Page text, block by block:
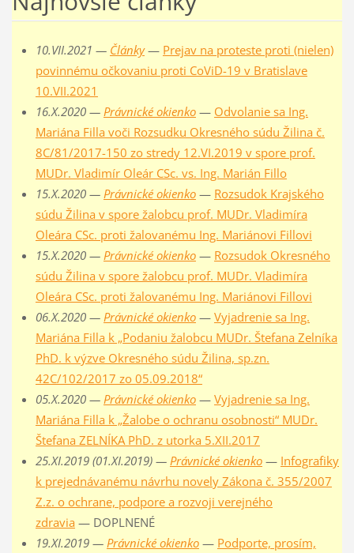
10.VII.2021 — Články— Prejav na proteste proti (nielen)
povinnému očkovaniu proti CoViD-19 v Bratislave
10.VII.2021
16.X.2020 — Právnické okienko— Odvolanie sa Ing.
Mariána Filla voči Rozsudku Okresného súdu Žilina č.
8C/81/2017-150 zo stredy 12.VI.2019 v spore prof.
MUDr. Vladimír Oleár CSc. vs. Ing. Marián Fillo
15.X.2020 — Právnické okienko— Rozsudok Krajského
súdu Žilina v spore žalobcu prof. MUDr. Vladimíra
Oleára CSc. proti žalovanému Ing. Mariánovi Fillovi
15.X.2020 — Právnické okienko— Rozsudok Okresného
súdu Žilina v spore žalobcu prof. MUDr. Vladimíra
Oleára CSc. proti žalovanému Ing. Mariánovi Fillovi
06.X.2020 — Právnické okienko— Vyjadrenie sa Ing.
Mariána Filla k „Podaniu žalobcu MUDr. Štefana Zelníka
PhD. k výzve Okresného súdu Žilina, sp.zn.
42C/102/2017 zo 05.09.2018“
05.X.2020 — Právnické okienko— Vyjadrenie sa Ing.
Mariána Filla k „Žalobe o ochranu osobnosti“ MUDr.
Štefana ZELNÍKA PhD. z utorka 5.XII.2017
25.XI.2019 (01.XI.2019) — Právnické okienko— Infografiky
k prejednávanému návrhu novely Zákona č. 355/2007
Z.z. o ochrane, podpore a rozvoji verejného
zdravia — DOPLNENÉ
19.XI.2019 — Právnické okienko— Podporte, prosím,